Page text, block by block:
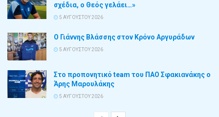
σχέδια, ο Θεός γελάει…»
5 ΑΥΓΟΎΣΤΟΥ 2026
Ο Γιάννης Βλάσσης στον Κρόνο Αργυράδων
5 ΑΥΓΟΎΣΤΟΥ 2026
Στο προπονητικό team του ΠΑΟ Σφακιανάκης ο
Άρης Μαρουλάκης
5 ΑΥΓΟΎΣΤΟΥ 2026